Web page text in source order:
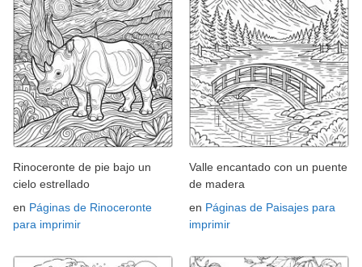
Rinoceronte de pie bajo un
cielo estrellado
en Páginas de Rinoceronte
para imprimir
Valle encantado con un puente
de madera
en Páginas de Paisajes para
imprimir